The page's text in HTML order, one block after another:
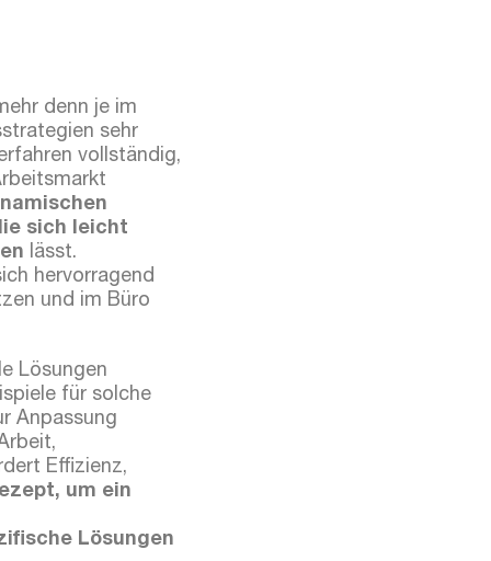
denn je im
sehr
vollständig,
sich leicht
lässt.
hervorragend
und im Büro
Lösungen
für solche
Anpassung
Effizienz,
um ein
Lösungen